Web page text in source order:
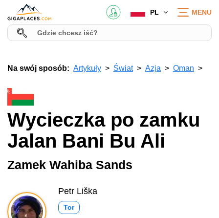
PL MENU
Na swój sposób: Artykuły Świat Azja Oman
Wycieczka po zamku
Jalan Bani Bu Ali
Zamek Wahiba Sands
Petr Liška
Tor